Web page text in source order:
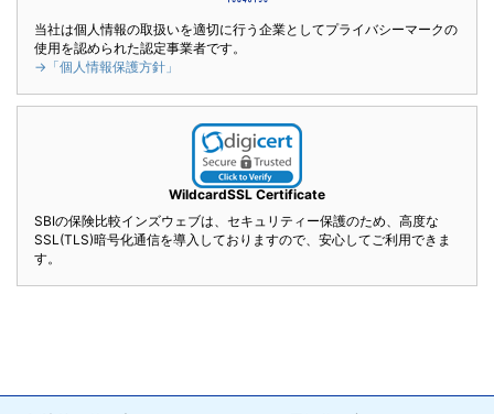
当社は個人情報の取扱いを適切に行う企業としてプライバシーマークの
使用を認められた認定事業者です。
→「個人情報保護方針」
WildcardSSL Certificate
SBIの保険比較インズウェブは、セキュリティー保護のため、高度な
SSL(TLS)暗号化通信を導入しておりますので、安心してご利用できま
す。